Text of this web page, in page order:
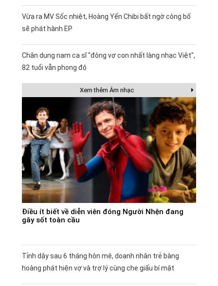
Vừa ra MV Sốc nhiệt, Hoàng Yến Chibi bất ngờ công bố
sẽ phát hành EP
Chân dung nam ca sĩ "đông vợ con nhất làng nhạc Việt",
82 tuổi vẫn phong độ
Xem thêm Âm nhạc
Điều ít biết về diễn viên đóng Người Nhện đang
gây sốt toàn cầu
Tỉnh dậy sau 6 tháng hôn mê, doanh nhân trẻ bàng
hoàng phát hiện vợ và trợ lý cùng che giấu bí mật